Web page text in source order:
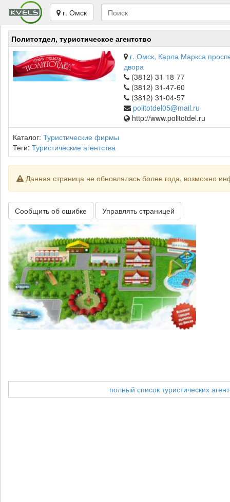
г. Омск
Политотдел, туристическое агентство
г. Омск, Карла Маркса
двора
(3812) 31-18-77
(3812) 31-47-60
(3812) 31-04-57
politotdel05@mail.ru
http://www.politotdel.ru
Каталог: Туристические фирмы
Теги: Туристические агентства
Данная страница не обновлялась более года, возможно
Сообщить об ошибке Управлять страницей
полный список туристических